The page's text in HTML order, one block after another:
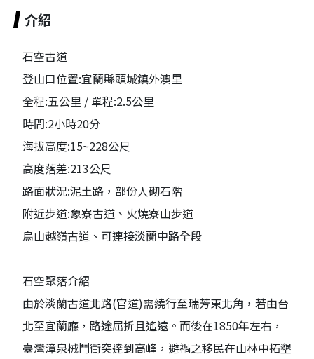
介紹
石空古道
登山口位置:宜蘭縣頭城鎮外澳里
全程:五公里 / 單程:2.5公里
時間:2小時20分
海拔高度:15~228公尺
高度落差:213公尺
路面狀況:泥土路，部份人砌石階
附近步道:象寮古道、火燒寮山步道
烏山越嶺古道、可連接淡蘭中路全段
石空聚落介紹
由於淡蘭古道北路(官道)需繞行至瑞芳東北角，若由台
北至宜蘭廳，路途屈折且遙遠。而後在1850年左右，
臺灣漳泉械鬥衝突達到高峰，避禍之移民在山林中拓墾